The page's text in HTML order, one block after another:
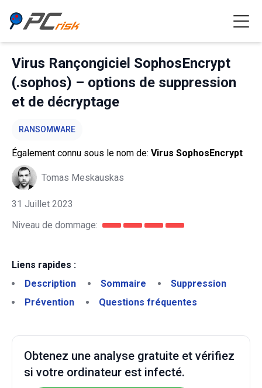
Virus Rançongiciel SophosEncrypt
(.sophos) – options de suppression
et de décryptage
RANSOMWARE
Également connu sous le nom de: Virus SophosEncrypt
Tomas Meskauskas
31 Juillet 2023
Niveau de dommage:
Liens rapides :
Description
Sommaire
Suppression
Prévention
Questions fréquentes
Obtenez une analyse gratuite et vérifiez
si votre ordinateur est infecté.